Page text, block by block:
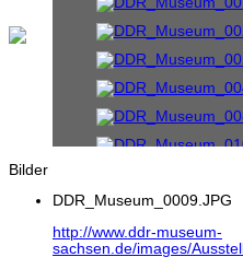
Bilder
DDR_Museum_0009.JPG
http://www.ddr-museum-
sachsen.de/images/